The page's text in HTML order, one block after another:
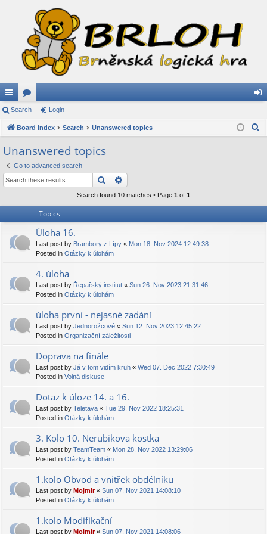
ui
ck
lin
ks
or
u
s
in
Search Login
Board index Search Unanswered topics
Unanswered topics
Go to advanced search
Search
Search found 10 matches • Page 1 of 1
Topics
Úloha 16.
Last post by Brambory z Lípy « Mon 18. Nov 2024 12:49:38
Posted in Otázky k úlohám
4. úloha
Last post by Řepařský institut « Sun 26. Nov 2023 21:31:46
Posted in Otázky k úlohám
úloha první - nejasné zadání
Last post by Jednorožcové « Sun 12. Nov 2023 12:45:22
Posted in Organizační záležitosti
Doprava na finále
Last post by Já v tom vidím kruh « Wed 07. Dec 2022 7:30:49
Posted in Volná diskuse
Dotaz k úloze 14. a 16.
Last post by Teletava « Tue 29. Nov 2022 18:25:31
Posted in Otázky k úlohám
3. Kolo 10. Nerubikova kostka
Last post by TeamTeam « Mon 28. Nov 2022 13:29:06
Posted in Otázky k úlohám
1.kolo Obvod a vnitřek obdélníku
Last post by Mojmir« Sun 07. Nov 2021 14:08:10
Posted in Otázky k úlohám
1.kolo Modifikační
Last post by Mojmir« Sun 07. Nov 2021 14:08:06